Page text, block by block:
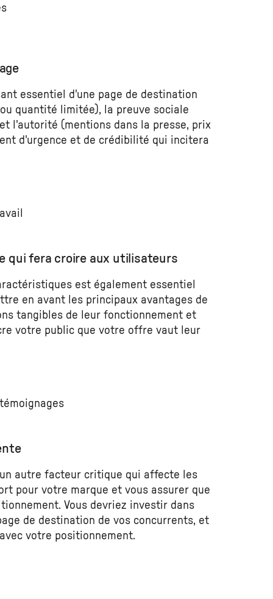
essentiel d'une page de destination
quantité limitée), la preuve sociale
l'autorité (mentions dans la presse, prix
d'urgence et de crédibilité qui incitera
qui fera croire aux utilisateurs
est également essentiel
en avant les principaux avantages de
tangibles de leur fonctionnement et
votre public que votre offre vaut leur
autre facteur critique qui affecte les
pour votre marque et vous assurer que
Vous devriez investir dans
de destination de vos concurrents, et
votre positionnement.